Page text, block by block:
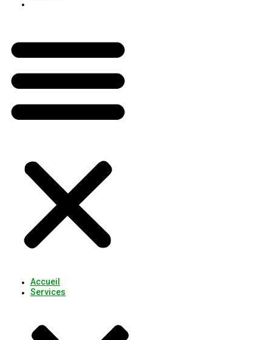
Accueil
Services